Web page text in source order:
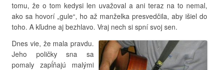
tomu, že o tom kedysi len uvažoval a ani teraz na to nemal,
ako sa hovorí „gule“, ho až manželka presvedčila, aby išiel do
toho. A kľudne aj bezhlavo. Vraj nech si spní svoj sen.
Dnes vie, že mala pravdu.
Jeho poličky sna sa
pomaly zapĺňajú malými